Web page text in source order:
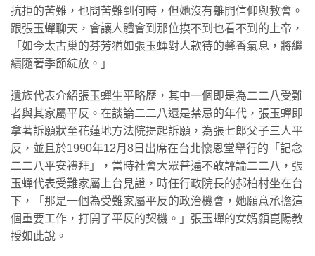
抗拒的苦難，也問苦難到何時，但她沒有離開信仰與教會。
跟張玉蟬聊天，會讓人體會到那位摸不到也看不到的上帝，
「如今太古巢的芬芳猶如張玉蟬對人款待的馨香氣息，將繼
續隨著季節綻放。」
遺族代表介紹張玉蟬生平略歷，其中一個即是為二二八受難
者與其家屬平反。在談論二二八還是禁忌的年代，張玉蟬即
拿著訴願狀至花蓮地方法院提起訴願，為張七郎父子三人平
反，並且於1990年12月8日出席在台北懷恩堂舉行的「記念
二二八平安禮拜」，當時社會大眾普遍不敢評論二二八，張
玉蟬代表受難家屬上台見證，時任行政院長的郝柏村坐在台
下，「那是一個為受難家屬平反的政治機會，她願意承擔這
個重要工作，打開了平反的契機。」張玉蟬的女婿顏崑陽教
授如此說。